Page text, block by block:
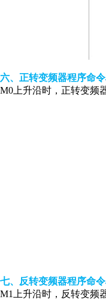
六、正转变频器程序命令
M0上升沿时，正转变频
七、反转变频器程序命令
M1上升沿时，反转变频